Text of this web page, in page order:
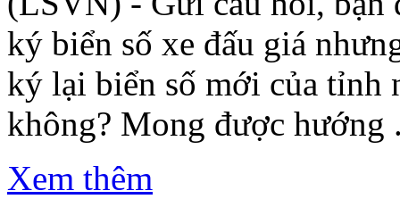
ký biển số xe đấu giá
ký lại biển số mới của tỉnh
không? Mong được hướng
Xem thêm